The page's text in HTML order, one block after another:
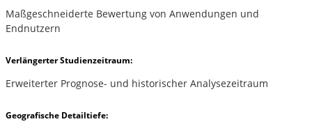
Maßgeschneiderte Bewertung von Anwendungen und
Endnutzern
Verlängerter Studienzeitraum:
Erweiterter Prognose- und historischer Analysezeitraum
Geografische Detailtiefe: